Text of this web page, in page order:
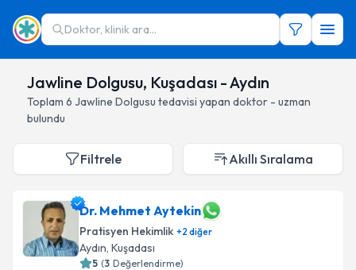
Doktor, klinik ara...
Jawline Dolgusu, Kuşadası - Aydın
Toplam 6 Jawline Dolgusu tedavisi yapan doktor - uzman
bulundu
Filtrele Akıllı Sıralama
Dr. Mehmet Aytekin
Pratisyen Hekimlik +2 diğer
Aydın, Kuşadası
5 (3 Değerlendirme)